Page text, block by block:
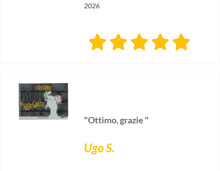
2026
"Ottimo, grazie "
Ugo S.